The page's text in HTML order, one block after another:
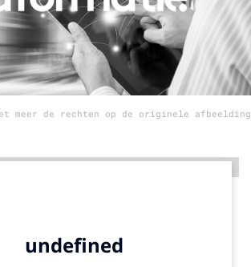
meer de rechten op de originele afbeelding